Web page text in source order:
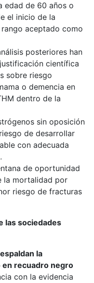
edad de 60 años o
el inicio de la
aceptado como
posteriores han
científica
sobre riesgo
o demencia en
dentro de la
sin oposición
de desarrollar
con adecuada
de oportunidad
la mortalidad por
riesgo de fracturas
las sociedades
la
recuadro negro
con la evidencia